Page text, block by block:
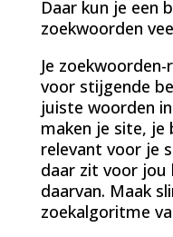
Daar kun je een
zoekwoorden
Je
voor stijgende
juiste woorden
maken je site, je
relevant voor je
daar zit voor jou
daarvan. Maak
zoekalgoritme